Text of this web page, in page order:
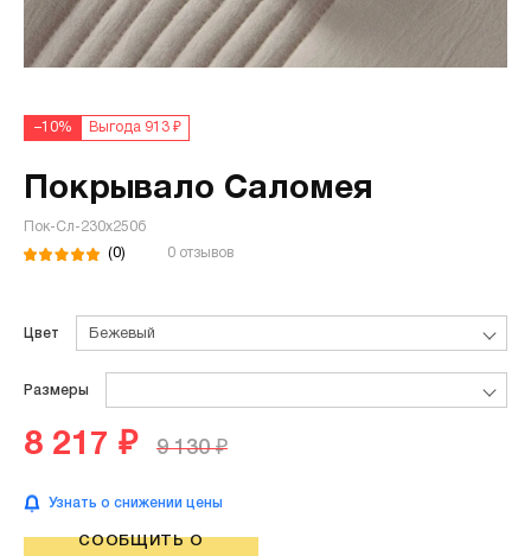
–10% Выгода 913 ₽
Покрывало Саломея
Пок-Сл-230х250б
(0) 0 отзывов
Цвет Бежевый
Размеры
8 217 ₽ 9 130 ₽
Узнать о снижении цены
СООБЩИТЬ О